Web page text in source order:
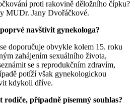
proti rakovině děložního čípku?
MUDr. Jany Dvořáčkové.
navštívit gynekologa?
doporučuje obvykle kolem 15. roku
zahájením sexuálního života,
se s reprodukčním zdravím,
potíží však gynekologickou
kdykoli dříve.
rodiče, případně písemný souhlas?